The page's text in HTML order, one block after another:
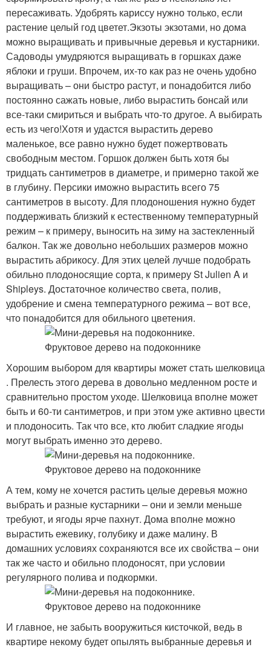
пересаживать. Удобрять кариссу нужно только, если
растение целый год цветет.Экзоты экзотами, но дома
можно выращивать и привычные деревья и кустарники.
Садоводы умудряются выращивать в горшках даже
яблоки и груши. Впрочем, их-то как раз не очень удобно
выращивать – они быстро растут, и понадобится либо
постоянно сажать новые, либо вырастить бонсай или
все-таки смириться и выбрать что-то другое. А выбирать
есть из чего!Хотя и удастся вырастить дерево
маленькое, все равно нужно будет пожертвовать
свободным местом. Горшок должен быть хотя бы
тридцать сантиметров в диаметре, и примерно такой же
в глубину. Персики иможно вырастить всего 75
сантиметров в высоту. Для плодоношения нужно будет
поддерживать близкий к естественному температурный
режим – к примеру, выносить на зиму на застекленный
балкон. Так же довольно небольших размеров можно
вырастить абрикосу. Для этих целей лучше подобрать
обильно плодоносящие сорта, к примеру St Julien A и
Shipleys. Достаточное количество света, полив,
удобрение и смена температурного режима – вот все,
что понадобится для обильного цветения.
Хорошим выбором для квартиры может стать шелковица
. Прелесть этого дерева в довольно медленном росте и
сравнительно простом уходе. Шелковица вполне может
быть и 60-ти сантиметров, и при этом уже активно цвести
и плодоносить. Так что все, кто любит сладкие ягоды
могут выбрать именно это дерево.
А тем, кому не хочется растить целые деревья можно
выбрать и разные кустарники – они и земли меньше
требуют, и ягоды ярче пахнут. Дома вполне можно
вырастить ежевику, голубику и даже малину. В
домашних условиях сохраняются все их свойства – они
так же часто и обильно плодоносят, при условии
регулярного полива и подкормки.
И главное, не забыть вооружиться кисточкой, ведь в
квартире некому будет опылять выбранные деревья и